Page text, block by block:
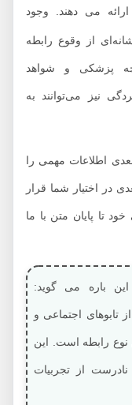
می دهند. وجود
از وقوع رابطه
و شواهد
می‌توانند به
مهمی را
شما قرار
پایان متن با ما
می گوید:
اجتماعی و
است. این
از تجربیات